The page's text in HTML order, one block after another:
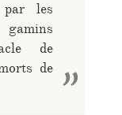
les
de
de